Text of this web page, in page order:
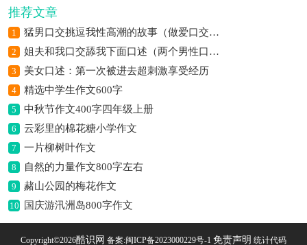
推荐文章
1 猛男口交挑逗我性高潮的故事（做爱口交自摸高潮过程）
2 姐夫和我口交舔我下面口述（两个男性口交）
3 美女口述：第一次被进去超刺激享受经历
4 精选中学生作文600字
5 中秋节作文400字四年级上册
6 云彩里的棉花糖小学作文
7 一片柳树叶作文
8 自然的力量作文800字左右
9 赭山公园的梅花作文
10 国庆游汛洲岛800字作文
Copyright©2026酷识网 备案:闽ICP备2023000229号-1 免责声明 统计代码